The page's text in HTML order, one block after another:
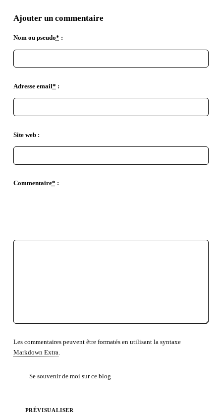
Ajouter un commentaire
Nom ou pseudo* :
Adresse email* :
Site web :
Commentaire* :
Les commentaires peuvent être formatés en utilisant la syntaxe
Markdown Extra.
Se souvenir de moi sur ce blog
PRÉVISUALISER